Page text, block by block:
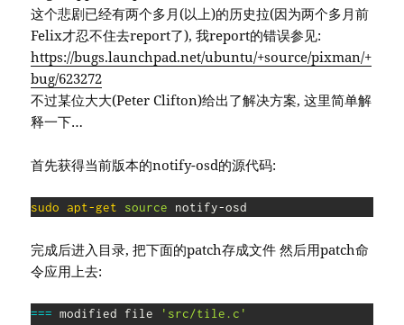
这个悲剧已经有两个多月(以上)的历史拉(因为两个多月前
Felix才忍不住去report了), 我report的错误参见:
https://bugs.launchpad.net/ubuntu/+source/pixman/+
bug/623272
不过某位大大(Peter Clifton)给出了解决方案, 这里简单解
释一下…
首先获得当前版本的notify-osd的源代码:
sudo apt-get source notify-osd
完成后进入目录, 把下面的patch存成文件 然后用patch命
令应用上去:
=== modified file
'src/tile.c'